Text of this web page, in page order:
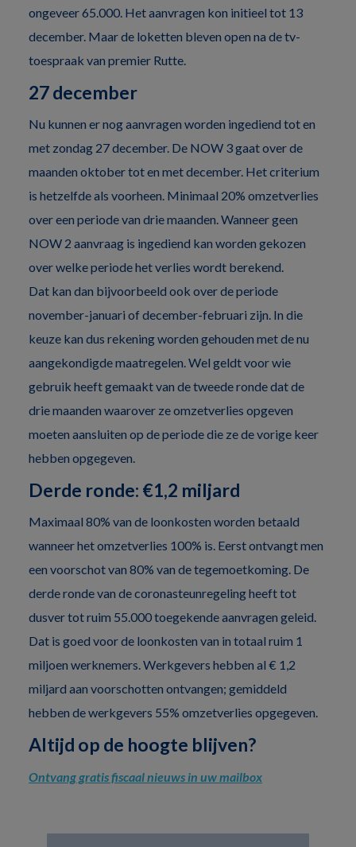
ongeveer 65.000. Het aanvragen kon initieel tot 13
december. Maar de loketten bleven open na de tv-
toespraak van premier Rutte.
27 december
Nu kunnen er nog aanvragen worden ingediend tot en
met zondag 27 december. De NOW 3 gaat over de
maanden oktober tot en met december. Het criterium
is hetzelfde als voorheen. Minimaal 20% omzetverlies
over een periode van drie maanden. Wanneer geen
NOW 2 aanvraag is ingediend kan worden gekozen
over welke periode het verlies wordt berekend.
Dat kan dan bijvoorbeeld ook over de periode
november-januari of december-februari zijn. In die
keuze kan dus rekening worden gehouden met de nu
aangekondigde maatregelen. Wel geldt voor wie
gebruik heeft gemaakt van de tweede ronde dat de
drie maanden waarover ze omzetverlies opgeven
moeten aansluiten op de periode die ze de vorige keer
hebben opgegeven.
Derde ronde: €1,2 miljard
Maximaal 80% van de loonkosten worden betaald
wanneer het omzetverlies 100% is. Eerst ontvangt men
een voorschot van 80% van de tegemoetkoming. De
derde ronde van de coronasteunregeling heeft tot
dusver tot ruim 55.000 toegekende aanvragen geleid.
Dat is goed voor de loonkosten van in totaal ruim 1
miljoen werknemers. Werkgevers hebben al € 1,2
miljard aan voorschotten ontvangen; gemiddeld
hebben de werkgevers 55% omzetverlies opgegeven.
Altijd op de hoogte blijven?
Ontvang gratis fiscaal nieuws in uw mailbox